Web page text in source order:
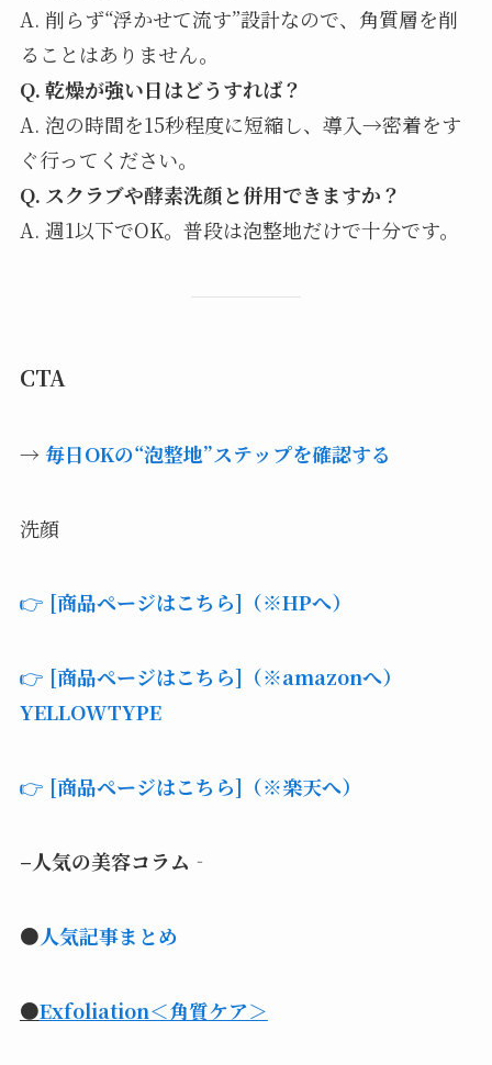
A. 削らず“浮かせて流す”設計なので、角質層を削
ることはありません。
Q. 乾燥が強い日はどうすれば？
A. 泡の時間を15秒程度に短縮し、導入→密着をす
ぐ行ってください。
Q. スクラブや酵素洗顔と併用できますか？
A. 週1以下でOK。普段は泡整地だけで十分です。
CTA
→ 毎日OKの“泡整地”ステップを確認する
洗顔
👉 [商品ページはこちら] （※HPへ）
👉 [商品ページはこちら] （※amazonへ）
YELLOWTYPE
👉 [商品ページはこちら] （※楽天へ）
–人気の美容コラム ‐
●人気記事まとめ
●Exfoliation＜角質ケア＞